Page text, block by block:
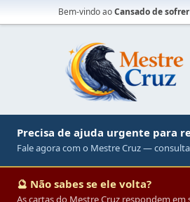
Bem-vindo aoCansado de
Precisa de ajuda urgente para
Fale agora com o Mestre Cruz —
🔮 Não sabes se ele volta?
As cartas do Mestre Cruz respondem